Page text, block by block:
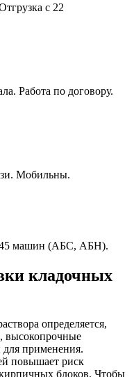
с 22
Работа по договору.
Мобильны.
45 машин (АБС, АБН).
кладочных
определяется,
высокопрочные
для применения.
повышает риск
блоков. Чтобы